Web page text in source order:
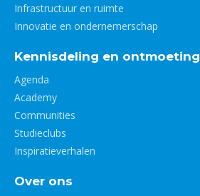
Infrastructuur en ruimte
Innovatie en ondernemerschap
Kennisdeling en ontmoeting
Agenda
Academy
Communities
Studieclubs
Inspiratieverhalen
Over ons